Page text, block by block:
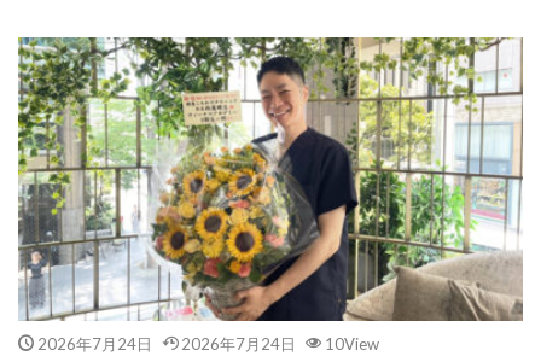
2026年7月24日 2026年7月24日 10View